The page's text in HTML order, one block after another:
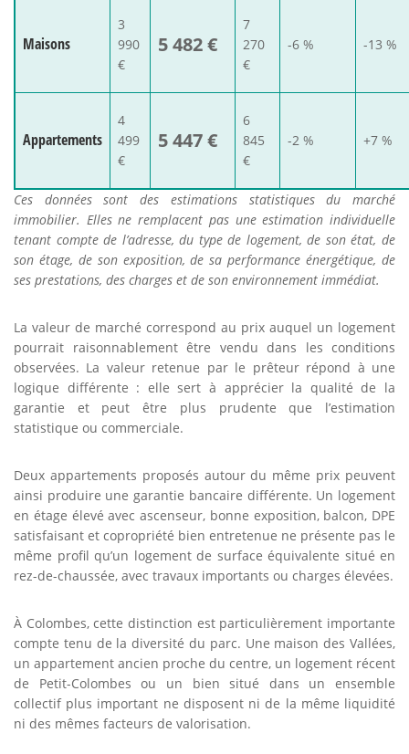
Maisons
3
990
€
5 482 €
7
270
€
-6 % -13 %
Appartements
4
499
€
5 447 €
6
845
€
-2 % +7 %
Ces données sont des estimations statistiques du marché
immobilier. Elles ne remplacent pas une estimation individuelle
tenant compte de l’adresse, du type de logement, de son état, de
son étage, de son exposition, de sa performance énergétique, de
ses prestations, des charges et de son environnement immédiat.
La valeur de marché correspond au prix auquel un logement
pourrait raisonnablement être vendu dans les conditions
observées. La valeur retenue par le prêteur répond à une
logique différente : elle sert à apprécier la qualité de la
garantie et peut être plus prudente que l’estimation
statistique ou commerciale.
Deux appartements proposés autour du même prix peuvent
ainsi produire une garantie bancaire différente. Un logement
en étage élevé avec ascenseur, bonne exposition, balcon, DPE
satisfaisant et copropriété bien entretenue ne présente pas le
même profil qu’un logement de surface équivalente situé en
rez-de-chaussée, avec travaux importants ou charges élevées.
À Colombes, cette distinction est particulièrement importante
compte tenu de la diversité du parc. Une maison des Vallées,
un appartement ancien proche du centre, un logement récent
de Petit-Colombes ou un bien situé dans un ensemble
collectif plus important ne disposent ni de la même liquidité
ni des mêmes facteurs de valorisation.